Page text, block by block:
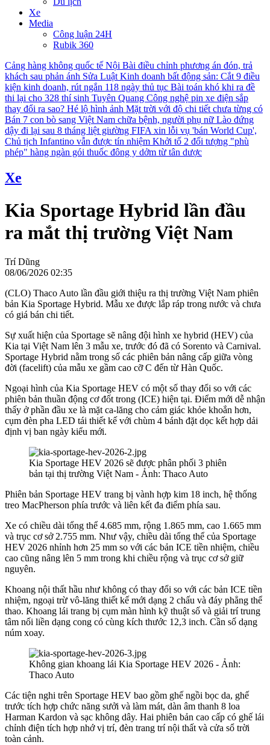
Xe
Media
Công luận 24H
Rubik 360
Cảng hàng không quốc tế Nội Bài điều chỉnh phương án đón, trả
khách sau phản ánh Sửa Luật Kinh doanh bất động sản: Cắt 9 điều
kiện kinh doanh, rút ngắn 118 ngày thủ tục Bài toán khó khi ra đề
thi lại cho 328 thí sinh Tuyên Quang Công nghệ pin xe điện sắp
thay đổi ra sao? Hé lộ hình ảnh Mặt trời với độ chi tiết chưa từng có
Bán 7 con bò sang Việt Nam chữa bệnh, người phụ nữ Lào đứng
dậy đi lại sau 8 tháng liệt giường FIFA xin lỗi vụ 'bán World Cup',
Chủ tịch Infantino vẫn được tín nhiệm Khởi tố 2 đối tượng "phù
phép" hàng ngàn gói thuốc đông y dởm từ tân dược
Xe
Kia Sportage Hybrid lần đầu
ra mắt thị trường Việt Nam
Trí Dũng
08/06/2026 02:35
(CLO) Thaco Auto lần đầu giới thiệu ra thị trường Việt Nam phiên
bản Kia Sportage Hybrid. Mẫu xe được lắp ráp trong nước và chưa
có giá bán chi tiết.
Sự xuất hiện của Sportage sẽ nâng đội hình xe hybrid (HEV) của
Kia tại Việt Nam lên 3 mẫu xe, trước đó đã có Sorento và Carnival.
Sportage Hybrid nằm trong số các phiên bản nâng cấp giữa vòng
đời (facelift) của mẫu xe gầm cao cỡ C đến từ Hàn Quốc.
Ngoại hình của Kia Sportage HEV có một số thay đổi so với các
phiên bản thuần động cơ đốt trong (ICE) hiện tại. Điểm mới dễ nhận
thấy ở phần đầu xe là mặt ca-lăng cho cảm giác khỏe khoắn hơn,
cụm đèn pha LED tái thiết kế với chùm 4 bánh đặt dọc kết hợp dải
định vị ban ngày kiểu mới.
Kia Sportage HEV 2026 sẽ được phân phối 3 phiên
bản tại thị trường Việt Nam - Ảnh: Thaco Auto
Phiên bản Sportage HEV trang bị vành hợp kim 18 inch, hệ thống
treo MacPherson phía trước và liên kết đa điểm phía sau.
Xe có chiều dài tổng thể 4.685 mm, rộng 1.865 mm, cao 1.665 mm
và trục cơ sở 2.755 mm. Như vậy, chiều dài tổng thể của Sportage
HEV 2026 nhỉnh hơn 25 mm so với các bản ICE tiền nhiệm, chiều
cao cũng nâng lên 5 mm trong khi chiều rộng và trục cơ sở giữ
nguyên.
Khoang nội thất hầu như không có thay đổi so với các bản ICE tiền
nhiệm, ngoại trừ vô-lăng thiết kế mới dạng 2 chấu và đáy phẳng thể
thao. Khoang lái trang bị cụm màn hình kỹ thuật số và giải trí trung
tâm nối liền dạng cong có cùng kích thước 12,3 inch. Cần số dạng
núm xoay.
Không gian khoang lái Kia Sportage HEV 2026 - Ảnh:
Thaco Auto
Các tiện nghi trên Sportage HEV bao gồm ghế ngồi bọc da, ghế
trước tích hợp chức năng sưởi và làm mát, dàn âm thanh 8 loa
Harman Kardon và sạc không dây. Hai phiên bản cao cấp có ghế lái
chỉnh điện tích hợp nhớ vị trí, đèn trang trí nội thất và cửa sổ trời
toàn cảnh.